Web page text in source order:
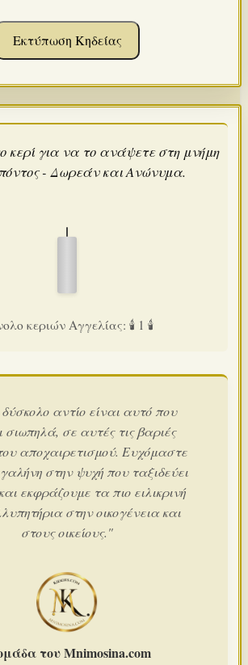
Εκτύπωση Κηδείας
κερί για να το ανάψετε στη μνήμη
- Δωρεάν και Ανώνυμα.
κεριών Αγγελίας: 🕯️ 1 🕯️
αντίο είναι αυτό που
σιωπηλά, σε αυτές τις βαριές
αποχαιρετισμού. Ευχόμαστε
στην ψυχή που ταξιδεύει
εκφράζουμε τα πιο ειλικρινή
στην οικογένεια και
στους οικείους."
του Mnimosina.com